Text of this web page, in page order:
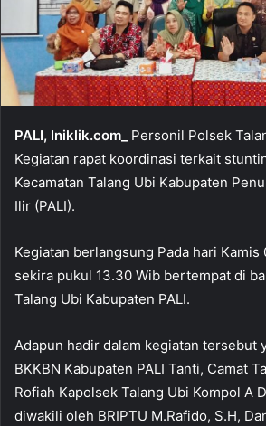
PALI, Iniklik.com_
Personil Polsek
Kegiatan rapat koordinasi terkait
Kecamatan Talang Ubi Kabupaten
Ilir (PALI).
Kegiatan berlangsung Pada hari
sekira pukul 13.30 Wib bertempat di
Talang Ubi Kabupaten PALI.
Adapun hadir dalam kegiatan tersebut
BKKBN Kabupaten PALI Tanti, Camat
Rofiah Kapolsek Talang Ubi Kompol A
diwakili oleh BRIPTU M.Rafido, S.H,